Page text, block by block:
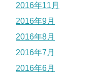
2016年11月
2016年9月
2016年8月
2016年7月
2016年6月